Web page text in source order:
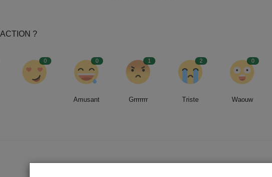
?
0 0
Amusant
1
Grrrrrrr
2
Triste
0
Waouw